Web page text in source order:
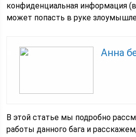
конфиденциальная информация
может попасть в руке
Анна
В этой статье мы подробно
работы данного бага и